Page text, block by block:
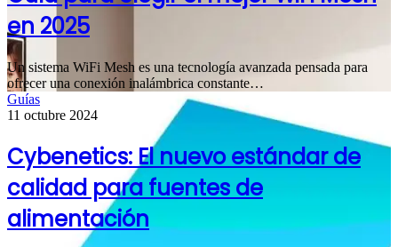
en 2025
Un sistema WiFi Mesh es una tecnología avanzada pensada para
ofrecer una conexión inalámbrica constante…
Guías
11 octubre 2024
Cybenetics: El nuevo estándar de
calidad para fuentes de
alimentación